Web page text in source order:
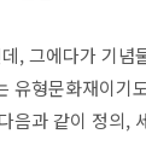
, 그에다가 기념
유형문화재이기
음과 같이 정의,